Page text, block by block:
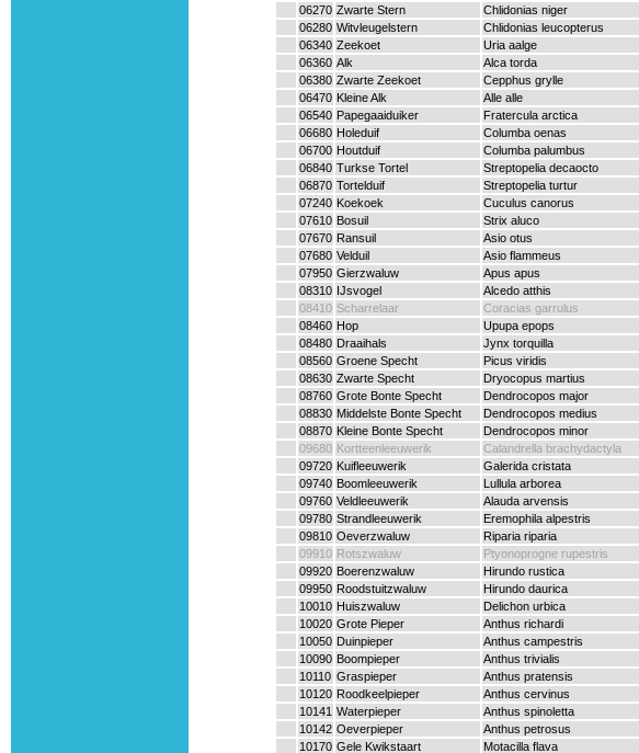
06270 Zwarte Stern
Chlidonias niger
06280 Witvleugelstern
Chlidonias leucopterus
06340 Zeekoet
Uria aalge
06360 Alk
Alca torda
06380 Zwarte Zeekoet
Cepphus grylle
06470 Kleine Alk
Alle alle
06540 Papegaaiduiker
Fratercula arctica
06680 Holeduif
Columba oenas
06700 Houtduif
Columba palumbus
06840 Turkse Tortel
Streptopelia decaocto
06870 Tortelduif
Streptopelia turtur
07240 Koekoek
Cuculus canorus
07610 Bosuil
Strix aluco
07670 Ransuil
Asio otus
07680 Velduil
Asio flammeus
07950 Gierzwaluw
Apus apus
08310 IJsvogel
Alcedo atthis
08410 Scharrelaar
Coracias garrulus
08460 Hop
Upupa epops
08480 Draaihals
Jynx torquilla
08560 Groene Specht
Picus viridis
08630 Zwarte Specht
Dryocopus martius
08760 Grote Bonte Specht
Dendrocopos major
08830 Middelste Bonte Specht
Dendrocopos medius
08870 Kleine Bonte Specht
Dendrocopos minor
09680 Kortteenleeuwerik
Calandrella brachydactyla
09720 Kuifleeuwerik
Galerida cristata
09740 Boomleeuwerik
Lullula arborea
09760 Veldleeuwerik
Alauda arvensis
09780 Strandleeuwerik
Eremophila alpestris
09810 Oeverzwaluw
Riparia riparia
09910 Rotszwaluw
Ptyonoprogne rupestris
09920 Boerenzwaluw
Hirundo rustica
09950 Roodstuitzwaluw
Hirundo daurica
10010 Huiszwaluw
Delichon urbica
10020 Grote Pieper
Anthus richardi
10050 Duinpieper
Anthus campestris
10090 Boompieper
Anthus trivialis
10110 Graspieper
Anthus pratensis
10120 Roodkeelpieper
Anthus cervinus
10141 Waterpieper
Anthus spinoletta
10142 Oeverpieper
Anthus petrosus
10170 Gele Kwikstaart Motacilla flava